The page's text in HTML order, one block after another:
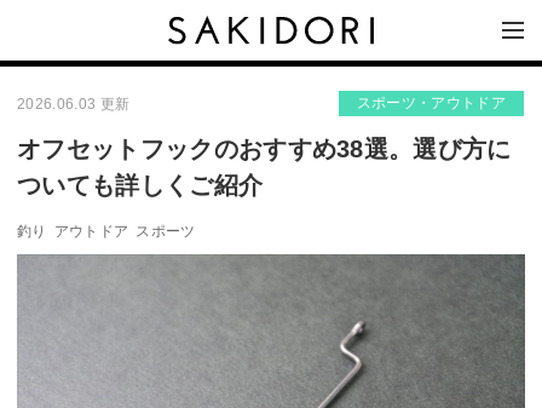
2026.06.03 更新 スポーツ・アウトドア
オフセットフックのおすすめ38選。選び方に
ついても詳しくご紹介
釣り アウトドア スポーツ